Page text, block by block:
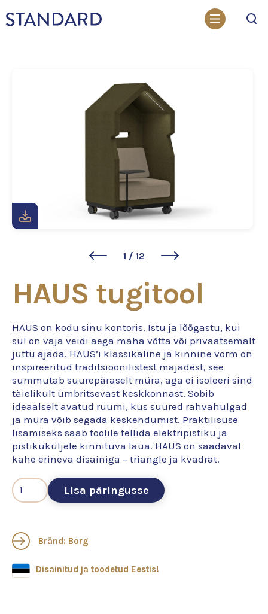
1 / 12
HAUS tugitool
HAUS on kodu sinu kontoris. Istu ja lõõgastu, kui
sul on vaja veidi aega maha võtta või privaatsemalt
juttu ajada. HAUS’i klassikaline ja kinnine vorm on
inspireeritud traditsioonilistest majadest, see
summutab suurepäraselt müra, aga ei isoleeri sind
täielikult ümbritsevast keskkonnast. Sobib
ideaalselt avatud ruumi, kus suured rahvahulgad
ja müra võib segada keskendumist. Praktilisuse
lisamiseks saab toolile tellida elektripistiku ja
pistikuküljele kinnituva laua. HAUS on saadaval
kahe erineva disainiga – triangle ja kvadrat.
Lisa päringusse
Bränd: Borg
Disainitud ja toodetud Eestis!